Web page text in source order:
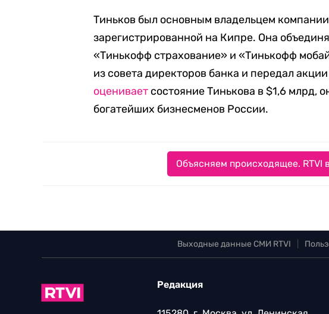
Тиньков был основным владельцем
зарегистрированной на Кипре. Она
«Тинькофф страхование» и «Тинькофф
из совета директоров банка и передал
оценивает состояние Тинькова в $1,6 млрд,
богатейших бизнесменов России.
Объясняем происходящее. RTVI
Выходные данные СМИ RTVI
Редакция